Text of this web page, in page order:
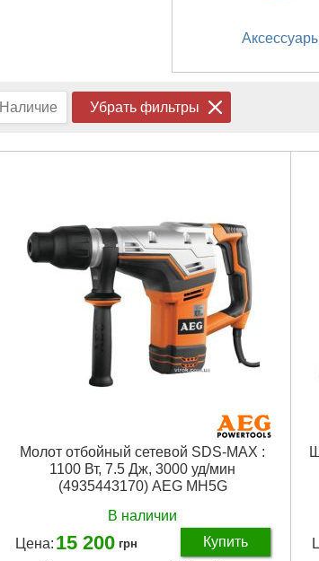
Наличие Убрать фильтры
Молот отбойный сетевой SDS-MAX :
1100 Вт, 7.5 Дж, 3000 уд/мин
(4935443170) AEG MH5G
В наличии
Цена: 15 200 грн
Купить